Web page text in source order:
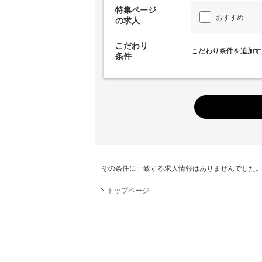
特集ページ
の求人
おすすめ
こだわり
条件
こだわり条件を追加
その条件に一致する求人情報はありませんでした。
トップページ